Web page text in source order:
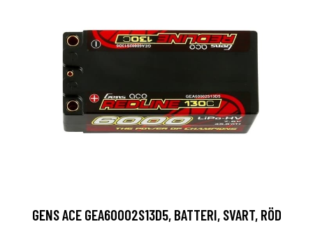
GENS ACE GEA60002S13D5, BATTERI, SVART, RÖD